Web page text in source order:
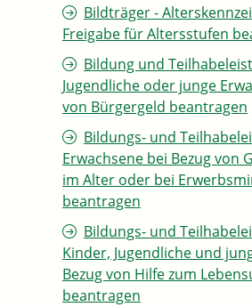
Bildträger -
Freigabe für Altersstufen
Bildung und
Jugendliche oder junge
von Bürgergeld beantragen
Bildungs- und
Erwachsene bei Bezug von
im Alter oder bei
beantragen
Bildungs- und
Kinder, Jugendliche und
Bezug von Hilfe zum
beantragen